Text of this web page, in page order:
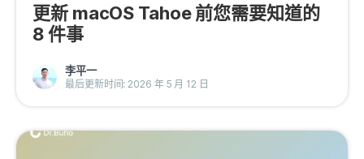
更新 macOS Tahoe 前您需要知道的
8 件事
李平一
最后更新时间: 2026 年 5 月 12 日